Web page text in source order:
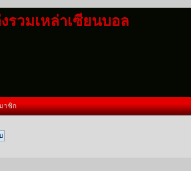
รวมเหล่าเซียนบอล
าชิก